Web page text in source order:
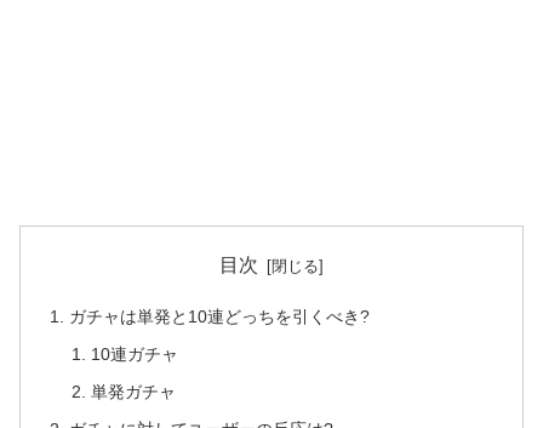
目次
ガチャは単発と10連どっちを引くべき?
10連ガチャ
単発ガチャ